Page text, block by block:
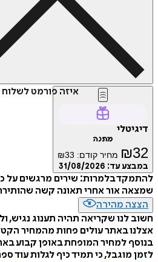
איזה פורמט
דיגיטלי
מתנה
₪32 מחיר קודם: ₪33
במבצע עד: 31/08/2026
להתמקד בלמרות: שירים מרגשים
שמצאה אור אחרי תאונה קשה
הצצה מהירה
חשוב לנו שקריאה תהיה תענוג נגיש,
אצלנו באתר עולים פחות מהמחיר
בנוסף למחיר המופחת באופן קבוע
לזמן מוגבל, כי תמיד כיף לגלות עוד